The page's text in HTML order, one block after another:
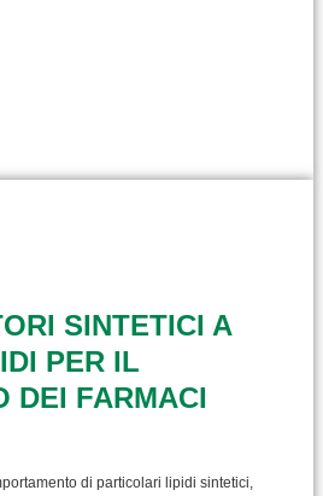
SINTETICI A
PER IL
DEI FARMACI
di particolari lipidi sintetici,